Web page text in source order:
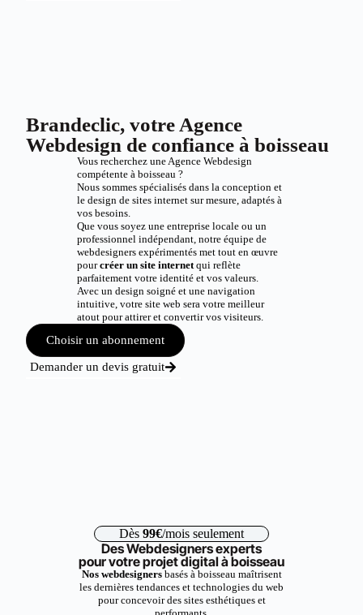
Brandeclic, votre Agence
Webdesign de confiance à boisseau
Vous recherchez une Agence Webdesign
compétente à boisseau ?
Nous sommes spécialisés dans la conception et
le design de sites internet sur mesure, adaptés à
vos besoins.
Que vous soyez une entreprise locale ou un
professionnel indépendant, notre équipe de
webdesigners expérimentés met tout en œuvre
pourcréer un site internetqui reflète
parfaitement votre identité et vos valeurs.
Avec un design soigné et une navigation
intuitive, votre site web sera votre meilleur
atout pour attirer et convertir vos visiteurs.
Choisir un abonnement
Demander un devis gratuit
Dès 99€/mois seulement
Des Webdesigners experts
pour votre projet digital à boisseau
Nos webdesignersbasés à boisseau maîtrisent
les dernières tendances et technologies du web
pour concevoir des sites esthétiques et